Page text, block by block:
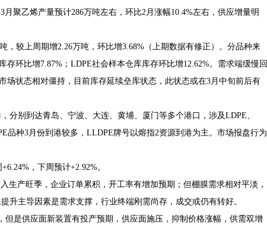
聚乙烯产量预计286万吨左右，环比2月涨幅10.4%左右，供应增量明
，较上周期增2.26万吨，环比增3.68%（上期数据有修正）。分品种来
环比增7.87%；LDPE社会样本仓库库存环比增12.62%。需求端缓慢回
状态相对僵持，目前库存延续垒库状态，此状态或在3月中旬前后有
分别到达青岛、宁波、大连、黄埔、厦门等多个港口，涉及LDPE、
品种3月份到港较多，LLDPE牌号以熔指2资源到港为主。市场报盘行为
，下周预计+2.92%。
生产旺季，企业订单累积，开工率有增加预期；但棚膜需求相对平淡，
升主导因素是需求支撑，行业终端刚需尚存，成交或仍有转好。
是供应面新装置有投产预期，供应面施压，抑制价格涨幅，供需双增